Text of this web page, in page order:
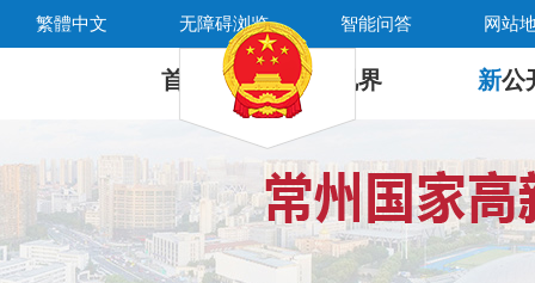
繁體中文 无障碍浏览 智能问答 网站
首 页 新 视界 新公